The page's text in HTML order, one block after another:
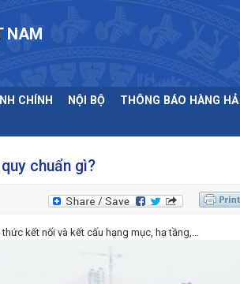
NAM
CHÍNH NỘI BỘ
THÔNG BÁO HÀNG HẢI
chuẩn gì?
kết nối và kết cấu hạng mục, hạ tầng,...